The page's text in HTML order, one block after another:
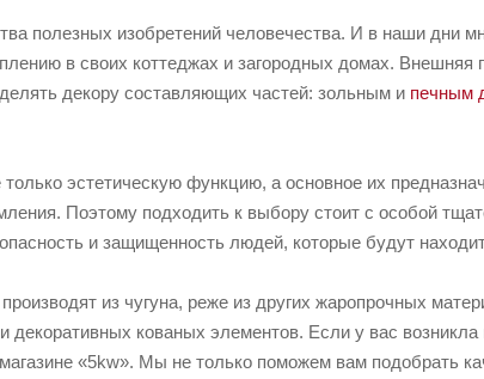
полезных изобретений человечества. И в наши дни
в своих коттеджах и загородных домах. Внешняя
декору составляющих частей: зольным и печным
эстетическую функцию, а основное их
Поэтому подходить к выбору стоит с особой
и защищенность людей, которые будут
из чугуна, реже из других жаропрочных
декоративных кованых элементов. Если у вас
«5kw». Мы не только поможем вам подобрать